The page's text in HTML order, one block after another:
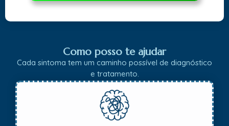
Como posso te ajudar
Cada sintoma tem um caminho possível de diagnóstico
e tratamento.